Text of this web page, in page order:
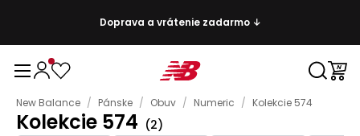
Doprava a vrátenie zadarmo ↓
New Balance / Pánske / Obuv / Numeric / Kolekcie 574
Kolekcie 574 (2)